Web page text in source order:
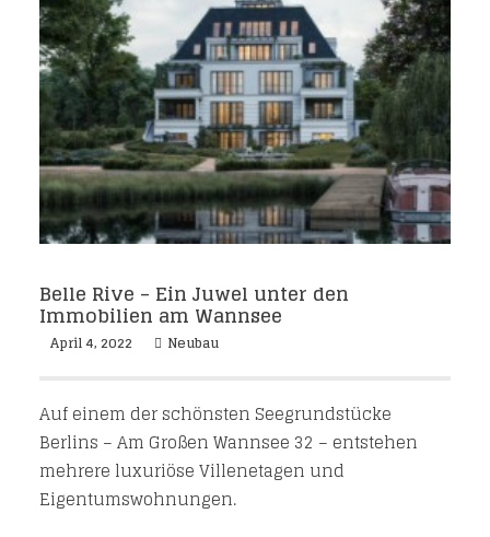
Belle Rive – Ein Juwel unter den
Immobilien am Wannsee
April 4, 2022 Neubau
Auf einem der schönsten Seegrundstücke
Berlins – Am Großen Wannsee 32 – entstehen
mehrere luxuriöse Villenetagen und
Eigentumswohnungen.